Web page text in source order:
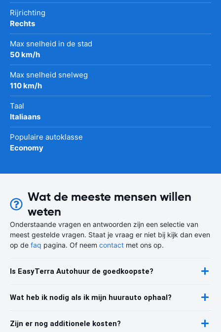
Rijrichting
Rechts
Max snelheid in de stad
50 km/h
Max snelheid snelweg
110 km/h
Taal
Italiaans
Populaire autoklasse
Economy
Wat de meeste mensen willen
weten
Onderstaande vragen en antwoorden zijn een selectie van
meest gestelde vragen. Staat je vraag er niet bij kijk dan even
op de faq pagina. Of neem contact met ons op.
Is EasyTerra Autohuur de goedkoopste?
Wat heb ik nodig als ik mijn huurauto ophaal?
Zijn er nog additionele kosten?